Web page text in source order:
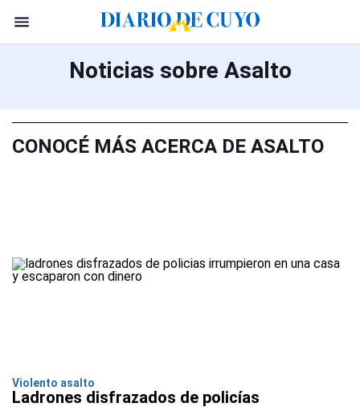
Noticias sobre Asalto
CONOCÉ MÁS ACERCA DE ASALTO
Violento asalto
Ladrones disfrazados de policías